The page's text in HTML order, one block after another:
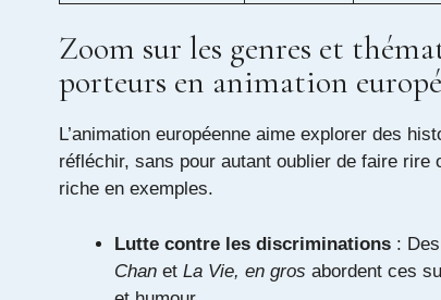
Zoom sur les genres et
porteurs en animation
L’animation européenne aime explorer des
réfléchir, sans pour autant oublier de faire rire
riche en exemples.
Lutte contre les discriminations :
Chan et La Vie, en gros abordent ces